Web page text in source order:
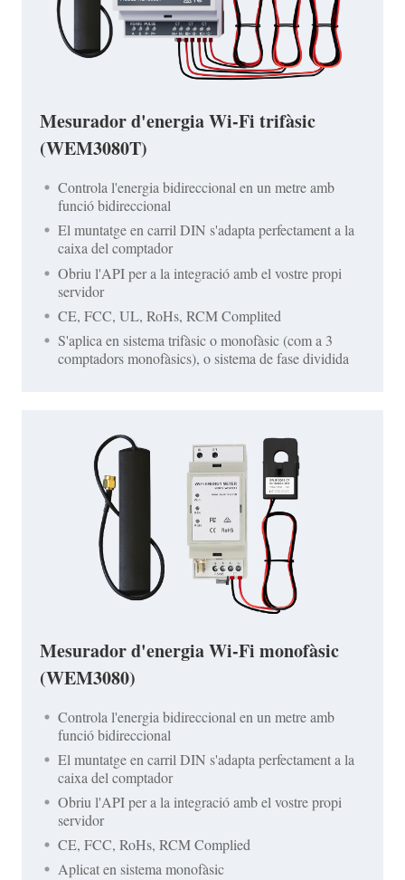
Mesurador d'energia Wi-Fi trifàsic
(WEM3080T)
Controla l'energia bidireccional en un metre amb
funció bidireccional
El muntatge en carril DIN s'adapta perfectament a la
caixa del comptador
Obriu l'API per a la integració amb el vostre propi
servidor
CE, FCC, UL, RoHs, RCM Complited
S'aplica en sistema trifàsic o monofàsic (com a 3
comptadors monofàsics), o sistema de fase dividida
Mesurador d'energia Wi-Fi monofàsic
(WEM3080)
Controla l'energia bidireccional en un metre amb
funció bidireccional
El muntatge en carril DIN s'adapta perfectament a la
caixa del comptador
Obriu l'API per a la integració amb el vostre propi
servidor
CE, FCC, RoHs, RCM Complied
Aplicat en sistema monofàsic